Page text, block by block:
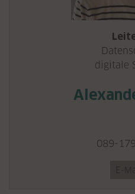
digitale
089-
E-